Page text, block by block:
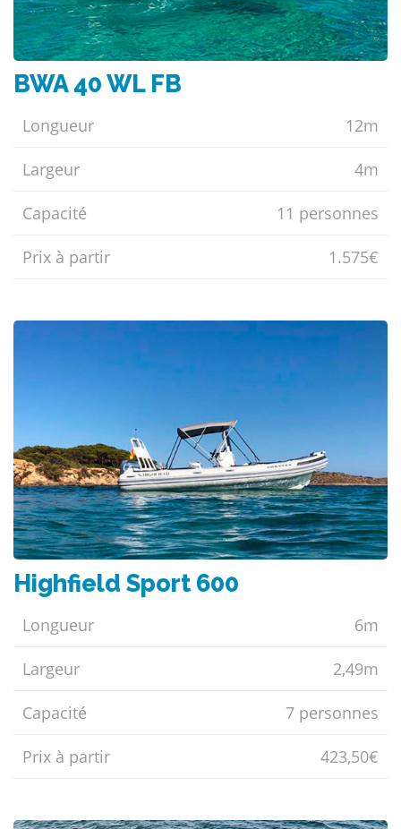
BWA 40 WL FB
Longueur 12m
Largeur 4m
Capacité 11 personnes
Prix ​​à partir 1.575€
Highfield Sport 600
Longueur 6m
Largeur 2,49m
Capacité 7 personnes
Prix ​​à partir 423,50€